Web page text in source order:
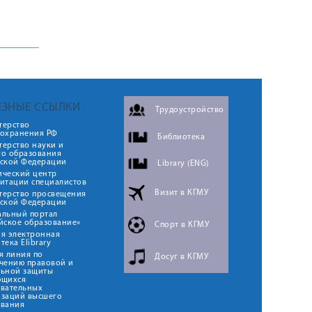
ССЫЛКИ
РФ
науки и
образования
Федерации
центр
специалистов
просвещения
Федерации
портал
образование»
электронная
Elibrary
линия по
правовой и
защиты
высшего
Трудоустройство
Библиотека
Library (ENG)
Визит в КГМУ
Спорт в КГМУ
Досуг в КГМУ